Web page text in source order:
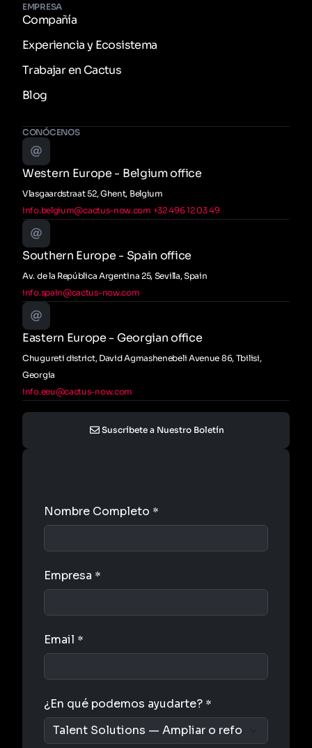
EMPRESA
Compañía
Experiencia y Ecosistema
Trabajar en Cactus
Blog
CONÓCENOS
Western Europe - Belgium office
Vlasgaardstraat 52, Ghent, Belgium
info.belgium@cactus-now.com +32 496 12 03 49
Southern Europe - Spain office
Av. de la República Argentina 25, Sevilla, Spain
info.spain@cactus-now.com
Eastern Europe - Georgian office
Chugureti district, David Agmashenebeli Avenue 86, Tbilisi,
Georgia
info.eeu@cactus-now.com
Suscríbete a Nuestro Boletín